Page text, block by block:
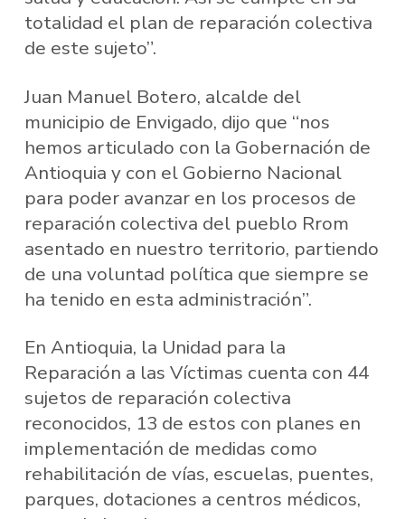
totalidad el plan de reparación colectiva
de este sujeto”.
Juan Manuel Botero, alcalde del
municipio de Envigado, dijo que “nos
hemos articulado con la Gobernación de
Antioquia y con el Gobierno Nacional
para poder avanzar en los procesos de
reparación colectiva del pueblo Rrom
asentado en nuestro territorio, partiendo
de una voluntad política que siempre se
ha tenido en esta administración”.
En Antioquia, la Unidad para la
Reparación a las Víctimas cuenta con 44
sujetos de reparación colectiva
reconocidos, 13 de estos con planes en
implementación de medidas como
rehabilitación de vías, escuelas, puentes,
parques, dotaciones a centros médicos,